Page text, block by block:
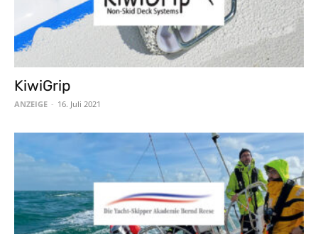
KiwiGrip
ANZEIGE - 16. Juli 2021